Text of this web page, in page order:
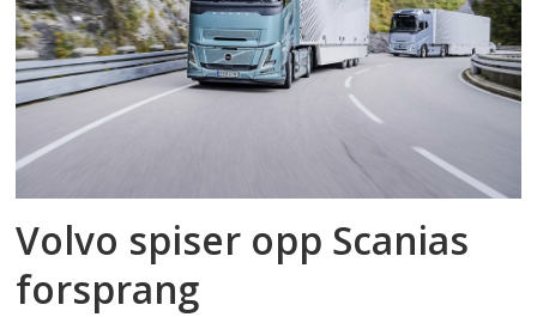
Volvo spiser opp Scanias
forsprang